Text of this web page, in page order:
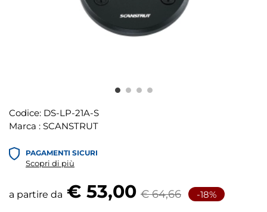
Codice: DS-LP-21A-S
Marca : SCANSTRUT
PAGAMENTI SICURI
Scopri di più
a partire da € 53,00 € 64,66 -18%